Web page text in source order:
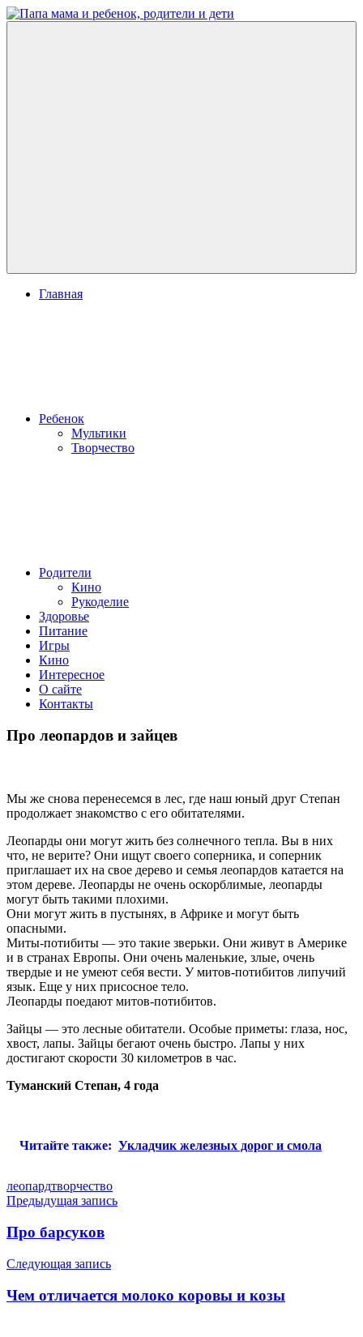
Перейти
к
Главная
Ребенок
Мультики
Творчество
Родители
Кино
Рукоделие
Здоровье
Питание
Игры
Кино
Интересное
О сайте
Контакты
Про леопардов и зайцев
Мы же снова перенесемся в лес, где наш юный друг Степан
продолжает знакомство с его обитателями.
Леопарды они могут жить без солнечного тепла. Вы в них
что, не верите? Они ищут своего соперника, и соперник
приглашает их на свое дерево и семья леопардов катается на
этом дереве. Леопарды не очень оскорблимые, леопарды
могут быть такими плохими.
Они могут жить в пустынях, в Африке и могут быть
опасными.
Миты-потибиты — это такие зверьки. Они живут в Америке
и в странах Европы. Они очень маленькие, злые, очень
твердые и не умеют себя вести. У митов-потибитов липучий
язык. Еще у них присосное тело.
Леопарды поедают митов-потибитов.
Зайцы — это лесные обитатели. Особые приметы: глаза, нос,
хвост, лапы. Зайцы бегают очень быстро. Лапы у них
достигают скорости 30 километров в час.
Туманский Степан, 4 года
Читайте также: Укладчик железных дорог и смола
леопардтворчество
Навигация
по
записям
Предыдущая запись
Про барсуков
Следующая запись
Чем отличается молоко коровы и козы